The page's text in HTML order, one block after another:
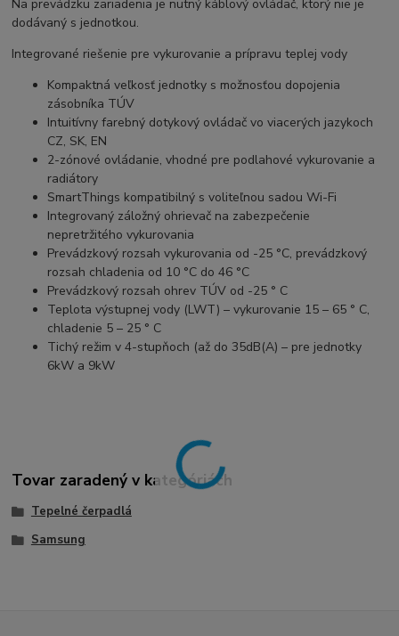
Na prevádzku zariadenia je nutný káblový ovládač, ktorý nie je
dodávaný s jednotkou.
Integrované riešenie pre vykurovanie a prípravu teplej vody
Kompaktná veľkosť jednotky s možnosťou dopojenia
zásobníka TÚV
Intuitívny farebný dotykový ovládač vo viacerých jazykoch
CZ, SK, EN
2-zónové ovládanie, vhodné pre podlahové vykurovanie a
radiátory
SmartThings kompatibilný s voliteľnou sadou Wi-Fi
Integrovaný záložný ohrievač na zabezpečenie
nepretržitého vykurovania
Prevádzkový rozsah vykurovania od -25 °C, prevádzkový
rozsah chladenia od 10 °C do 46 °C
Prevádzkový rozsah ohrev TÚV od -25 ° C
Teplota výstupnej vody (LWT) – vykurovanie 15 – 65 ° C,
chladenie 5 – 25 ° C
Tichý režim v 4-stupňoch (až do 35dB(A) – pre jednotky
6kW a 9kW
Tovar zaradený v kategóriách
Tepelné čerpadlá
Samsung